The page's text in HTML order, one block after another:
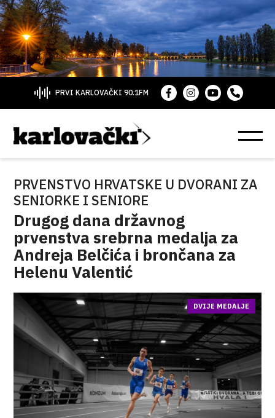
PRVI KARLOVAČKI 90.1FM
PRVENSTVO HRVATSKE U DVORANI ZA
SENIORKE I SENIORE
Drugog dana državnog
prvenstva srebrna medalja za
Andreja Belčića i brončana za
Helenu Valentić
DVIJE MEDALJE